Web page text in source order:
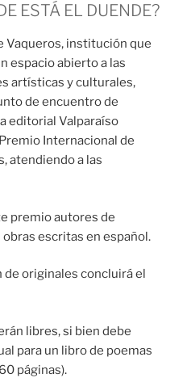
ESTÁ EL DUENDE?
Vaqueros, institución que
espacio abierto a las
artísticas y culturales,
de encuentro de
editorial Valparaíso
Internacional de
atendiendo a las
premio autores de
escritas en español.
de originales concluirá el
libres, si bien debe
para un libro de poemas
páginas).